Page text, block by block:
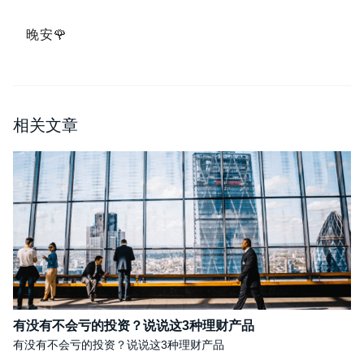
晚安🌹
相关文章
有没有不会亏的投资？说说这3种理财产品
有没有不会亏的投资？说说这3种理财产品